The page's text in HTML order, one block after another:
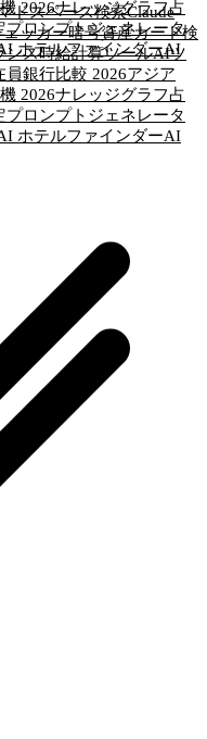
2026ナレッジグラフ占
プロンプトジェネレータ
ホテルファインダーAI
ドスペース検索Claude
ェッカー暗号資産カード検
ンス時給計算ツールAIツ
員銀行比較 2026アジア
2026ナレッジグラフ占
プロンプトジェネレータ
ホテルファインダーAI